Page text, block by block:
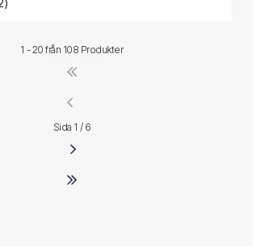
1 - 20 från 108 Produkter
Sida 1 / 6